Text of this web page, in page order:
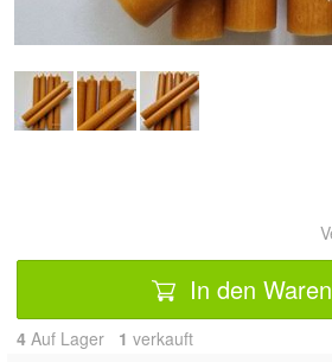
In den
4 Auf Lager 1 verkauft